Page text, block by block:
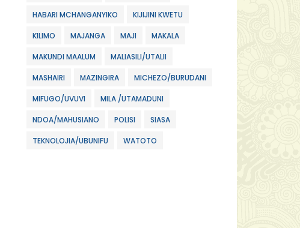
HABARI MCHANGANYIKO KIJIJINI KWETU
KILIMO MAJANGA MAJI MAKALA
MAKUNDI MAALUM MALIASILI/UTALII
MASHAIRI MAZINGIRA MICHEZO/BURUDANI
MIFUGO/UVUVI MILA /UTAMADUNI
NDOA/MAHUSIANO POLISI SIASA
TEKNOLOJIA/UBUNIFU WATOTO